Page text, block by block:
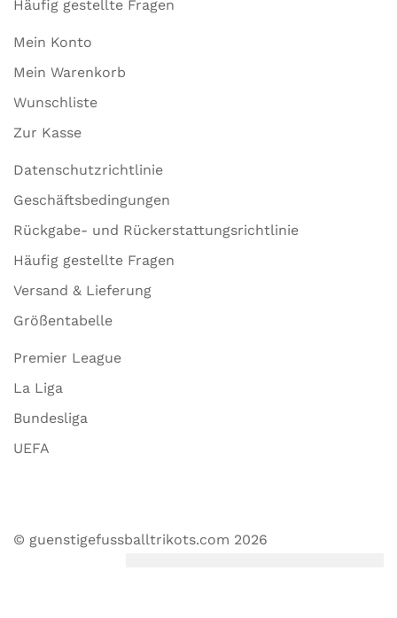
Häufig gestellte Fragen
Mein Konto
Mein Warenkorb
Wunschliste
Zur Kasse
Datenschutzrichtlinie
Geschäftsbedingungen
Rückgabe- und Rückerstattungsrichtlinie
Häufig gestellte Fragen
Versand & Lieferung
Größentabelle
Premier League
La Liga
Bundesliga
UEFA
© guenstigefussballtrikots.com 2026